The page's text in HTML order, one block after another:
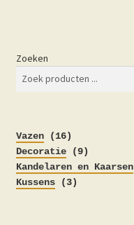
Zoeken
Vazen 1616
producten
Decoratie 99
producten
Kandelaren en Kaarsen
Kussens 33